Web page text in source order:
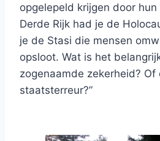
opgelepeld krijgen door
Derde Rijk had je de
je de Stasi die mensen
opsloot. Wat is het
zogenaamde zekerheid?
staatsterreur?”